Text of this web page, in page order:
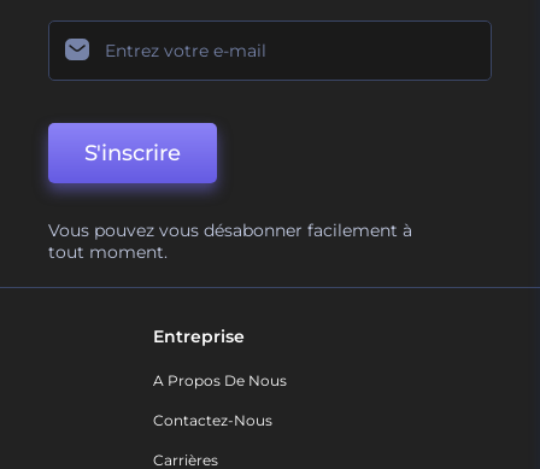
S'inscrire
Vous pouvez vous désabonner facilement à
tout moment.
Entreprise
A Propos De Nous
Contactez-Nous
Carrières